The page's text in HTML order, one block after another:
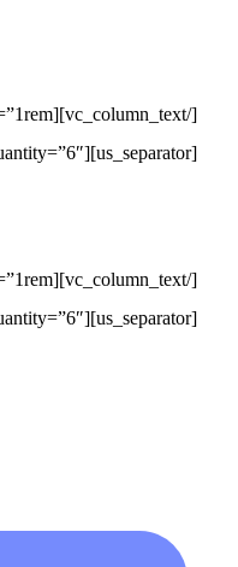
[us_separator][us_grid columns=”3″ items_layout=”testimonial_5″ post_type=”us_testimonial” items_quantity=”6″][/vc_column][/vc_row][vc_row][vc_column][vc_column_text]
[us_separator][us_grid columns=”3″ items_layout=”testimonial_6″ post_type=”us_testimonial” items_quantity=”6″][/vc_column][/vc_row]